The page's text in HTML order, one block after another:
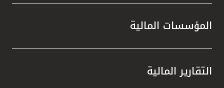
المؤسسات المالية
التقارير المالية